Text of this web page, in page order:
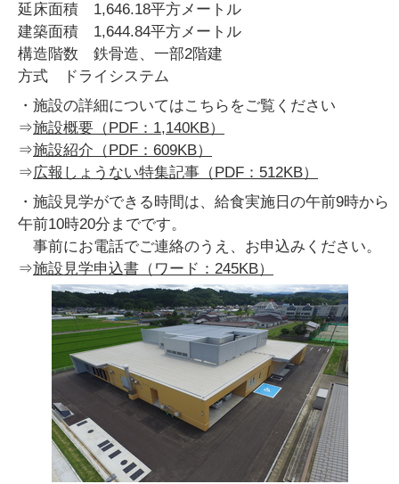
延床面積 1,646.18平方メートル
建築面積 1,644.84平方メートル
構造階数 鉄骨造、一部2階建
方式 ドライシステム
・施設の詳細についてはこちらをご覧ください
⇒施設概要（PDF：1,140KB）
⇒施設紹介（PDF：609KB）
⇒広報しょうない特集記事（PDF：512KB）
・施設見学ができる時間は、給食実施日の午前9時から
午前10時20分までです。
事前にお電話でご連絡のうえ、お申込みください。
⇒施設見学申込書（ワード：245KB）